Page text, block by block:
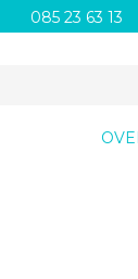
085 23 63 13